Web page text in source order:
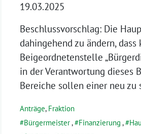
19.03.2025
Beschlussvorschlag: Die
dahingehend zu ändern,
Beigeordnetenstelle
in der Verantwortung dieses
Bereiche sollen einer neu
Anträge, Fraktion
Bürgermeister, Finanzierung ,